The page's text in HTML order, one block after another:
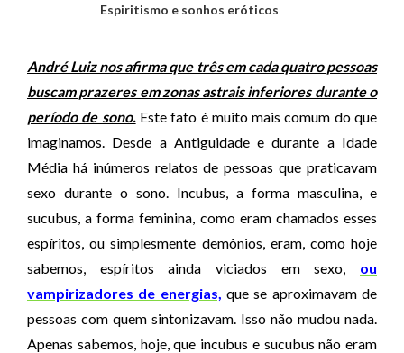
Espiritismo e sonhos eróticos
André Luiz nos afirma que três em cada quatro pessoas
buscam prazeres em zonas astrais inferiores durante o
período de sono. Este fato é muito mais comum do que
imaginamos. Desde a Antiguidade e durante a Idade
Média há inúmeros relatos de pessoas que praticavam
sexo durante o sono. Incubus, a forma masculina, e
sucubus, a forma feminina, como eram chamados esses
espíritos, ou simplesmente demônios, eram, como hoje
sabemos, espíritos ainda viciados em sexo, ou
vampirizadores de energias, que se aproximavam de
pessoas com quem sintonizavam. Isso não mudou nada.
Apenas sabemos, hoje, que incubus e sucubus não eram